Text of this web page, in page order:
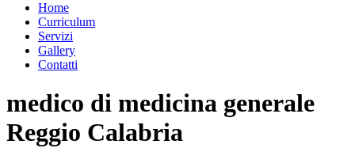
Home
Curriculum
Servizi
Gallery
Contatti
medico di medicina generale
Reggio Calabria